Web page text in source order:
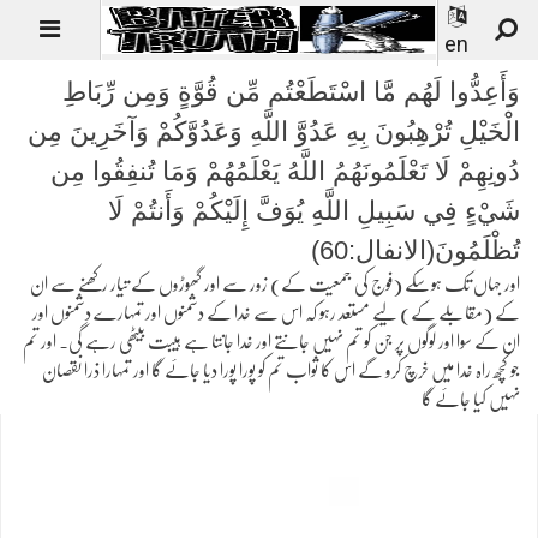
en
وَأَعِدُّوا لَهُم مَّا اسْتَطَعْتُم مِّن قُوَّةٍ وَمِن رِّبَاطِ
الْخَيْلِ تُرْهِبُونَ بِهِ عَدُوَّ اللَّهِ وَعَدُوَّكُمْ وَآخَرِينَ مِن
دُونِهِمْ لَا تَعْلَمُونَهُمُ اللَّهُ يَعْلَمُهُمْ وَمَا تُنفِقُوا مِن
شَيْءٍ فِي سَبِيلِ اللَّهِ يُوَفَّ إِلَيْكُمْ وَأَنتُمْ لَا
تُظْلَمُونَ(الانفال:60)
اور جہاں تک ہوسکے (فوج کی جمعیت کے) زور سے اور گھوڑوں کے تیار رکھنے سے ان
کے (مقابلے کے) لیے مستعد رہو کہ اس سے خدا کے دشمنوں اور تمہارے دشمنوں اور
ان کے سوا اور لوگوں پر جن کو تم نہیں جانتے اور خدا جانتا ہے ہیبت بیٹھی رہے گی۔ اور تم
جو کچھ راہ خدا میں خرچ کرو گے اس کا ثواب تم کو پورا پورا دیا جائے گا اور تمہارا ذرا نقصان
نہیں کیا جائے گا